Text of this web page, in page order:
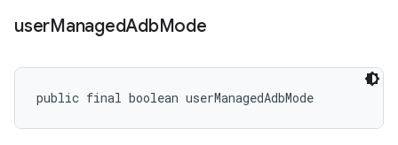
userManagedAdbMode
public final boolean userManagedAdbMode